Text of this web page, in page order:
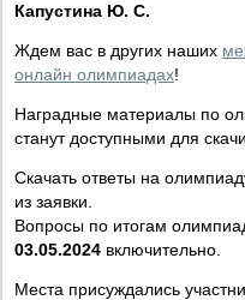
Капустина Ю. С.
Ждем вас в других наших
онлайн олимпиадах!
Наградные материалы по
станут доступными для
Скачать ответы на
из заявки.
Вопросы по итогам
03.05.2024 включительно.
Места присуждались